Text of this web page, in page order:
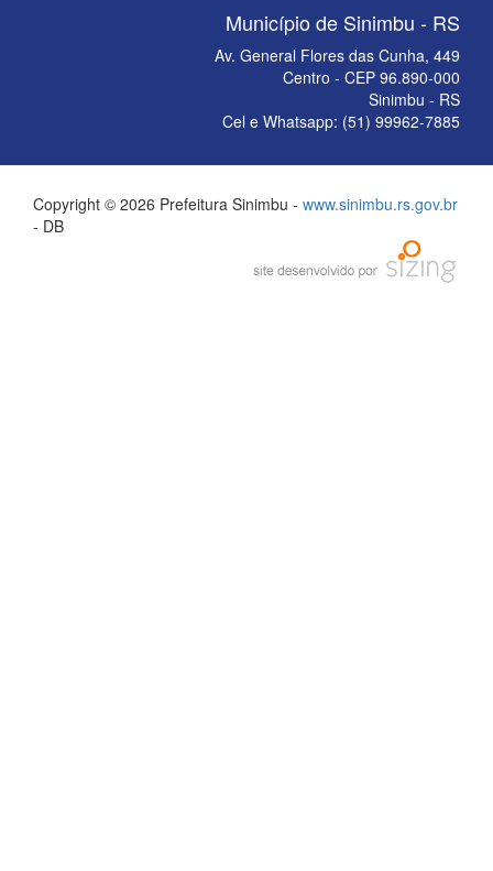
Município de Sinimbu - RS
Av. General Flores das Cunha, 449
Centro - CEP 96.890-000
Sinimbu - RS
Cel e Whatsapp: (51) 99962-7885
Copyright © 2026 Prefeitura Sinimbu - www.sinimbu.rs.gov.br
- DB